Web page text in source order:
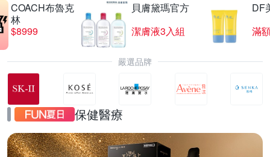
COACH布魯克
林
$8999
貝膚黛瑪官方
潔膚液3入組
DF
滿
嚴選品牌
保健醫療